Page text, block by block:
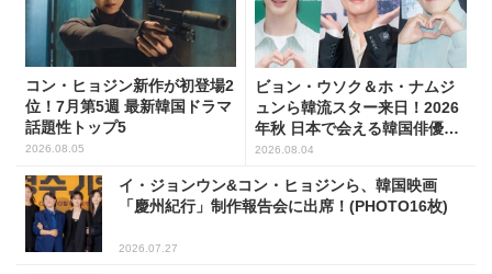
コン・ヒョジン新作が初登場2
位！7月第5週 最新韓国ドラマ
話題性トップ5
2026.08.05
ビョン・ウソク＆ホ・ナムジ
ュンら韓流スター来日！2026
年秋 日本で会える韓国俳優10
人
2026.08.04
イ・ジョンウン&コン・ヒョジンら、韓国映画
「慶州紀行」制作報告会に出席！(PHOTO16枚)
2026.07.27